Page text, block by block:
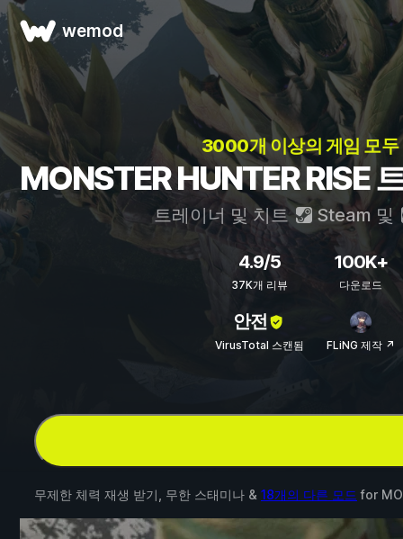
wemod
3000개 이상의 게임 모
MONSTER HUNTER RISE
트레이너 및 치트 Steam 및
4.9/5
37K개 리뷰
100K+
다운로드
안전
VirusTotal 스캔됨 FLiNG 제작 ↗
무제한 체력 재생 받기, 무한 스태미나 & 18개의 다른 모드 for